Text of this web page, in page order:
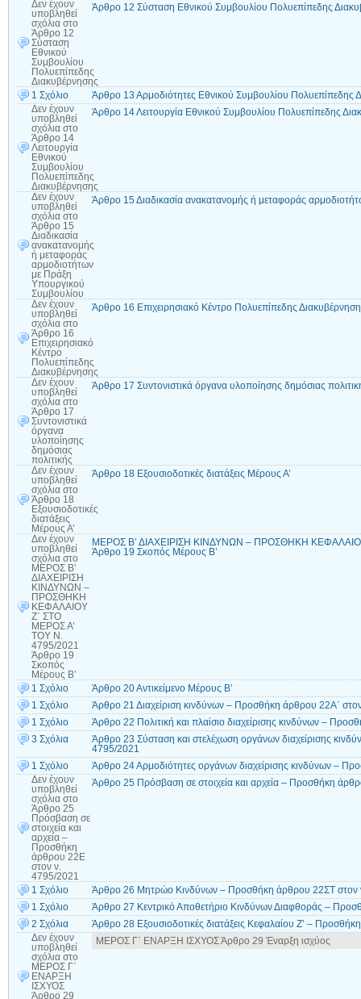
Δεν έχουν
υποβληθεί
σχόλια στο
Άρθρο 12
Σύσταση
Εθνικού
Συμβουλίου
Πολυεπίπεδης
Διακυβέρνησης
Άρθρο 12 Σύσταση Εθνικού Συμβουλίου Πολυεπίπεδης
1 Σχόλιο
Άρθρο 13 Αρμοδιότητες Εθνικού Συμβουλίου Πολυεπίπεδης
Δεν έχουν
υποβληθεί
σχόλια στο
Άρθρο 14
Λειτουργία
Εθνικού
Συμβουλίου
Πολυεπίπεδης
Διακυβέρνησης
Άρθρο 14 Λειτουργία Εθνικού Συμβουλίου Πολυεπίπεδης
Δεν έχουν
υποβληθεί
σχόλια στο
Άρθρο 15
Διαδικασία
ανακατανομής
ή μεταφοράς
αρμοδιοτήτων
με Πράξη
Υπουργικού
Συμβουλίου
Άρθρο 15 Διαδικασία ανακατανομής ή μεταφοράς
Δεν έχουν
υποβληθεί
σχόλια στο
Άρθρο 16
Επιχειρησιακό
Κέντρο
Πολυεπίπεδης
Διακυβέρνησης
Άρθρο 16 Επιχειρησιακό Κέντρο Πολυεπίπεδης
Δεν έχουν
υποβληθεί
σχόλια στο
Άρθρο 17
Συντονιστικά
όργανα
υλοποίησης
δημόσιας
πολιτικής
Άρθρο 17 Συντονιστικά όργανα υλοποίησης δημόσιας
Δεν έχουν
υποβληθεί
σχόλια στο
Άρθρο 18
Εξουσιοδοτικές
διατάξεις
Μέρους Α’
Άρθρο 18 Εξουσιοδοτικές διατάξεις Μέρους Α’
Δεν έχουν
υποβληθεί
σχόλια στο
ΜΕΡΟΣ Β’
ΔΙΑΧΕΙΡΙΣΗ
ΚΙΝΔΥΝΩΝ –
ΠΡΟΣΘΗΚΗ
ΚΕΦΑΛΑΙΟΥ
Ζ΄ ΣΤΟ
ΜΕΡΟΣ Α’
ΤΟΥ Ν.
4795/2021
Άρθρο 19
Σκοπός
Μέρους Β’
ΜΕΡΟΣ Β’ ΔΙΑΧΕΙΡΙΣΗ ΚΙΝΔΥΝΩΝ – ΠΡΟΣΘΗΚΗ
Άρθρο 19 Σκοπός Μέρους Β’
1 Σχόλιο
Άρθρο 20 Αντικείμενο Μέρους Β’
1 Σχόλιο
Άρθρο 21 Διαχείριση κινδύνων – Προσθήκη άρθρου 22Α΄
1 Σχόλιο
Άρθρο 22 Πολιτική και πλαίσιο διαχείρισης κινδύνων –
3 Σχόλια
Άρθρο 23 Σύσταση και στελέχωση οργάνων διαχείρισης
4795/2021
1 Σχόλιο
Άρθρο 24 Αρμοδιότητες οργάνων διαχείρισης κινδύνων –
Δεν έχουν
υποβληθεί
σχόλια στο
Άρθρο 25
Πρόσβαση σε
στοιχεία και
αρχεία –
Προσθήκη
άρθρου 22Ε
στον ν.
4795/2021
Άρθρο 25 Πρόσβαση σε στοιχεία και αρχεία – Προσθήκη
1 Σχόλιο
Άρθρο 26 Μητρώο Κινδύνων – Προσθήκη άρθρου 22ΣΤ στον
1 Σχόλιο
Άρθρο 27 Κεντρικό Αποθετήριο Κινδύνων Διαφθοράς –
2 Σχόλια
Άρθρο 28 Εξουσιοδοτικές διατάξεις Κεφαλαίου Ζ’ –
Δεν έχουν
υποβληθεί
σχόλια στο
ΜΕΡΟΣ Γ΄
ΕΝΑΡΞΗ
ΙΣΧΥΟΣ
Άρθρο 29
ΜΕΡΟΣ Γ΄ ΕΝΑΡΞΗ ΙΣΧΥΟΣ Άρθρο 29 Έναρξη ισχύος